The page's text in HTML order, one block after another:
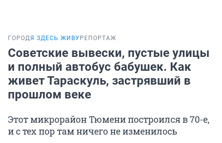
ГОРОДЯ ЗДЕСЬ ЖИВУ РЕПОРТАЖ
Советские вывески, пустые улицы
и полный автобус бабушек. Как
живет Тараскуль, застрявший в
прошлом веке
Этот микрорайон Тюмени построился в 70-е,
и с тех пор там ничего не изменилось